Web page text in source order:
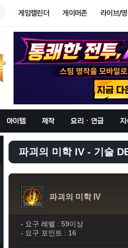
게임캘린더 게이머존 라이브/
아이템 제작 요리 · 연금 지
파괴의 미학 IV - 기술
파괴의 미학 IV
- 요구 레벨 : 59이상
- 요구 포인트 : 16